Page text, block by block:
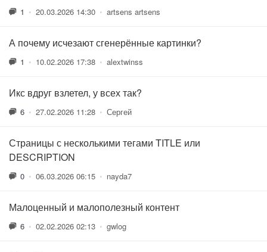
1 • 20.03.2026 14:30 • artsens artsens
А почему исчезают сгенерённые картинки?
1 • 10.02.2026 17:38 • alextwinss
Икс вдруг взлетел, у всех так?
6 • 27.02.2026 11:28 • Сергей
Страницы с несколькими тегами TITLE или
DESCRIPTION
0 • 06.03.2026 06:15 • nayda7
Малоценный и малополезный контент
6 • 02.02.2026 02:13 • gwlog